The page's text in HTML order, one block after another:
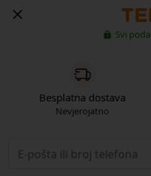
Svi
Besplatna dostava
Nevjerojatno